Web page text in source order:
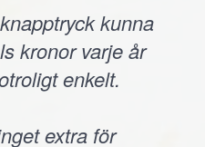
kunna
kronor varje år
enkelt.
extra för